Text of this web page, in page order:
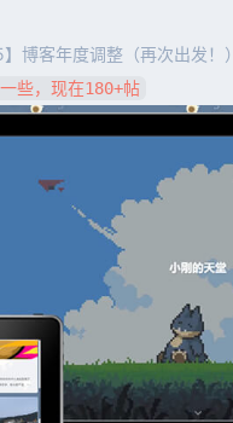
】博客年度调整（再次出发！）
些，现在180+帖